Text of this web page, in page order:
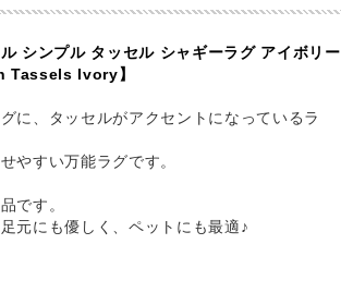
シンプル タッセル シャギーラグ アイボリー
Tassels Ivory】
に、タッセルがアクセントになっているラ
やすい万能ラグです。
です。
元にも優しく、ペットにも最適♪